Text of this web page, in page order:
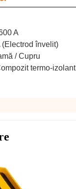
A
(Electrod învelit)
/ Cupru
termo-izolant